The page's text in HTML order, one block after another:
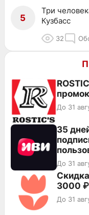
5
Три
Кузбасс
32
До 31
35
До 31
3000 ₽
До 31